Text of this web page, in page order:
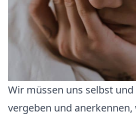
Wir müssen uns selbst
vergeben und